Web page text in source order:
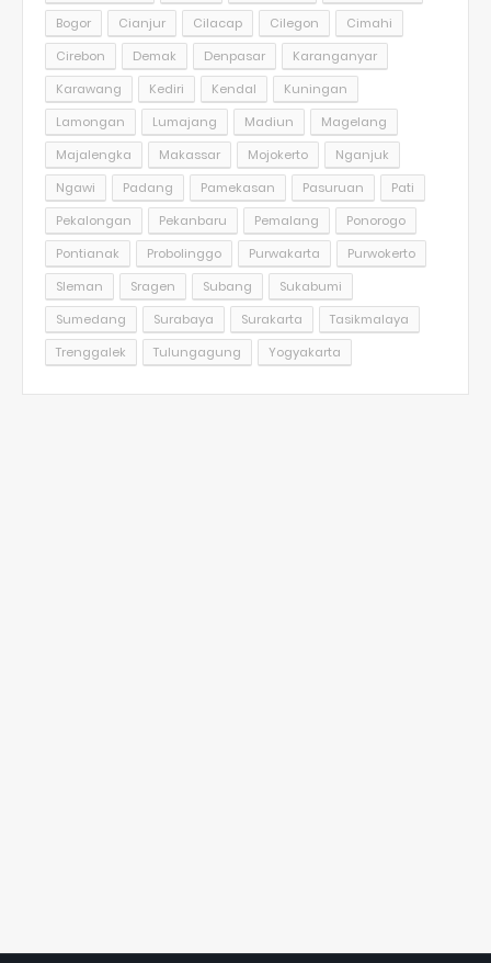
Bogor
Cianjur Cilacap Cilegon
Cimahi
Cirebon
Demak Denpasar
Karanganyar
Karawang
Kediri Kendal
Kuningan
Lamongan
Lumajang Madiun
Magelang
Majalengka
Makassar Mojokerto
Nganjuk
Ngawi
Padang Pamekasan Pasuruan
Pati
Pekalongan
Pekanbaru Pemalang
Ponorogo
Pontianak
Probolinggo Purwakarta
Purwokerto
Sleman
Sragen Subang
Sukabumi
Sumedang
Surabaya Surakarta
Tasikmalaya
Trenggalek
Tulungagung Yogyakarta